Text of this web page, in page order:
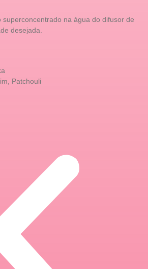
superconcentrado na água do difusor de
desejada.
Patchouli